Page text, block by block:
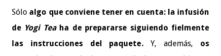
Sólo algo que conviene tener en cuenta: la infusión
de Yogi Teaha de prepararse siguiendo fielmente
las instrucciones del paquete.Y, además, os